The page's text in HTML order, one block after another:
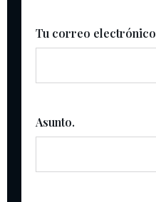
Tu correo electrónico
Asunto.